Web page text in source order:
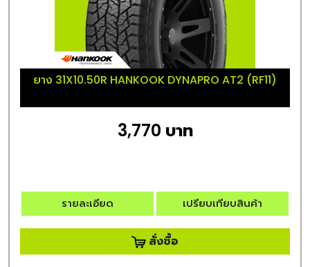
ยาง 31X10.50R HANKOOK DYNAPRO AT2 (RF11)
3,770 บาท
รายละเอียด เปรียบเทียบสินค้า
สั่งซื้อ